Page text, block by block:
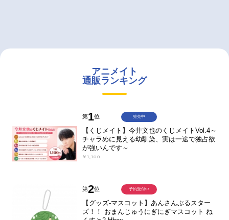
アニメイト
通販ランキング
第1位
【くじメイト】今井文也のくじメイトVol.4～
チャラめに見える幼馴染、実は一途で独占欲
が強いんです～
￥1,100
発売中
第2位
【グッズ-マスコット】あんさんぶるスター
ズ！！ おまんじゅうにぎにぎマスコット ね
予約受付中